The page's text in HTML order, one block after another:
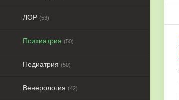
ЛОР (53)
Психиатрия (50)
Педиатрия (50)
Венерология (42)